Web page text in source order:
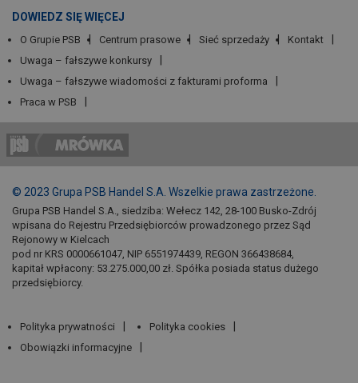
DOWIEDZ SIĘ WIĘCEJ
O Grupie PSB Centrum prasowe Sieć sprzedaży
Kontakt
Uwaga – fałszywe konkursy
Uwaga – fałszywe wiadomości z fakturami proforma
Praca w PSB
© 2023 Grupa PSB Handel S.A. Wszelkie prawa zastrzeżone.
Grupa PSB Handel S.A., siedziba: Wełecz 142, 28-100 Busko-Zdrój
wpisana do Rejestru Przedsiębiorców prowadzonego przez Sąd
Rejonowy w Kielcach
pod nr KRS 0000661047, NIP 6551974439, REGON 366438684,
kapitał wpłacony: 53.275.000,00 zł. Spółka posiada status dużego
przedsiębiorcy.
Polityka prywatności
Polityka cookies
Obowiązki informacyjne